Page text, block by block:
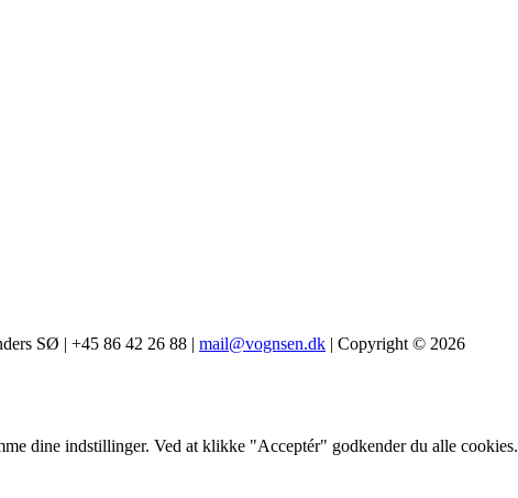
SØ | +45 86 42 26 88 | mail@vognsen.dk | Copyright © 2026
dine indstillinger. Ved at klikke "Acceptér" godkender du alle cookies.